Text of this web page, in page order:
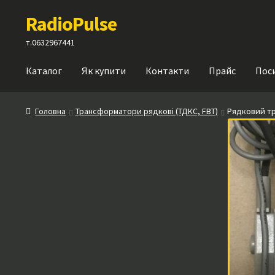
до
навігації
до
вмісту
RadioPulse
т.0632967441
Каталог Як купити Контакти Прайс
Головна Трансформатори рядкові (ТДКС, FBT) Рядковий